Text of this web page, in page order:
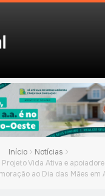
Início
Notícias
Vida Ativa e
ao Dia das Mães em